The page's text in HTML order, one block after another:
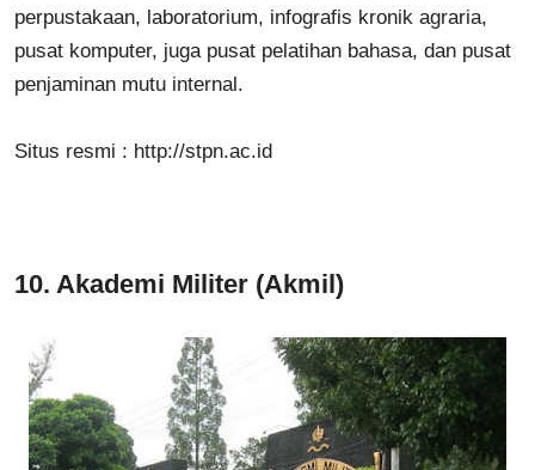
perpustakaan, laboratorium, infografis kronik agraria,
pusat komputer, juga pusat pelatihan bahasa, dan pusat
penjaminan mutu internal.
Situs resmi : http://stpn.ac.id
10. Akademi Militer (Akmil)